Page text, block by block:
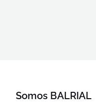
Somos BALRIAL